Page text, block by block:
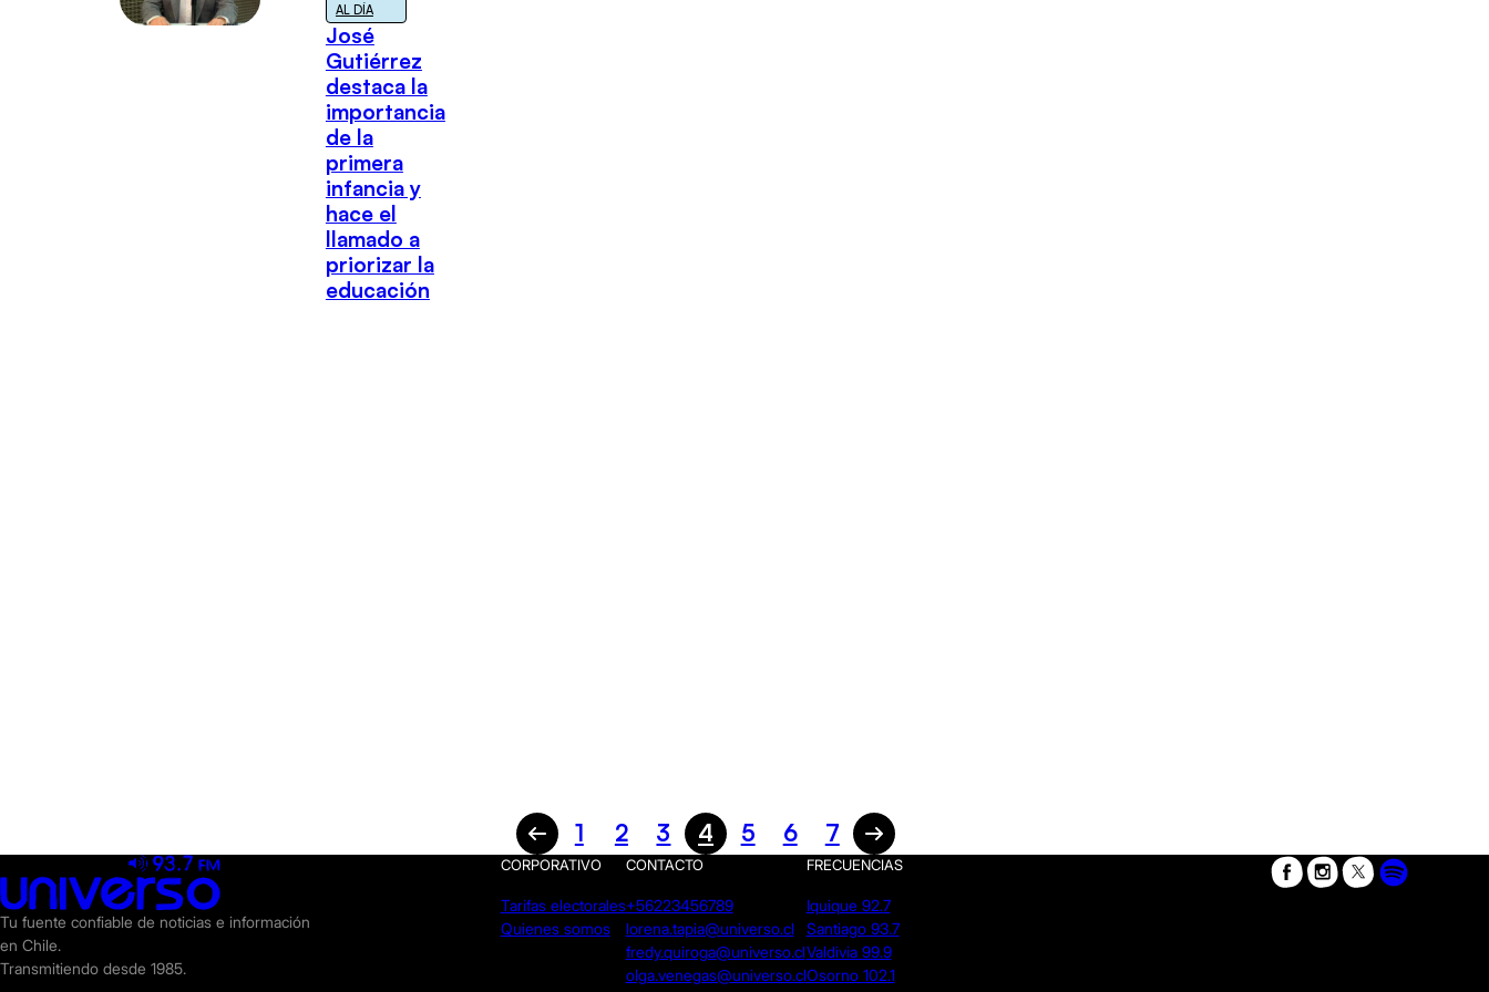
AL DÍA
José
Gutiérrez
destaca la
importancia
de la
primera
infancia y
hace el
llamado a
priorizar la
educación
1 2 3 4 5 6 7
Tu fuente confiable de noticias e información
en Chile.
Transmitiendo desde 1985.
CORPORATIVO
Tarifas electorales
Quienes somos
CONTACTO
+56223456789
lorena.tapia@universo.cl
fredy.quiroga@universo.cl
olga.venegas@universo.cl
FRECUENCIAS
Iquique 92.7
Santiago 93.7
Valdivia 99.9
Osorno 102.1